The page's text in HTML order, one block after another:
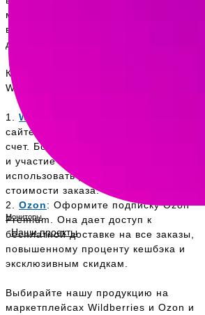
маркетплейсов, вы можете совершить
выгодные покупки и сэкономить на
доставке.
Как воспользоваться бонусами
Wildberries и Ozon:
1. Wildberries:
сайте Wildberries и получите бонусный
счет. Бонусы начисляются за покупки
и участие в акциях. Их можно
использовать для оплаты до 99%
стоимости заказа.
2. Ozon: Оформите подписку Ozon
Premium. Она дает доступ к
бесплатной доставке на все заказы,
повышенному проценту кешбэка и
эксклюзивным скидкам.
Выбирайте нашу продукцию на
маркетплейсах Wildberries и Ozon и
Мониторы
Наши проекты